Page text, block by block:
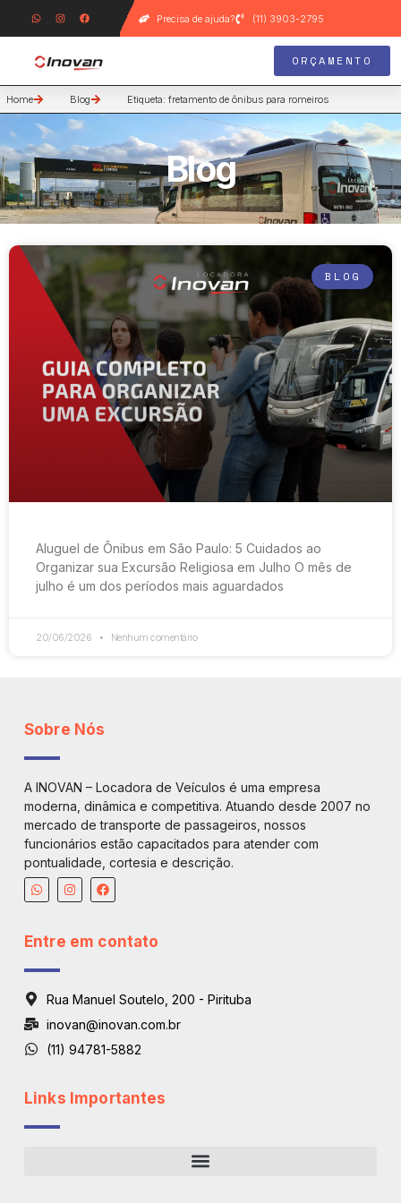
Precisa de ajuda? (11) 3903-2795
ORÇAMENTO
Home Blog Etiqueta: fretamento de ônibus para romeiros
Blog
BLOG
Aluguel de Ônibus em São Paulo: 5 Cuidados ao
Organizar sua Excursão Religiosa em Julho O mês de
julho é um dos períodos mais aguardados
20/06/2026 Nenhum comentário
Sobre Nós
A INOVAN – Locadora de Veículos é uma empresa
moderna, dinâmica e competitiva. Atuando desde 2007 no
mercado de transporte de passageiros, nossos
funcionários estão capacitados para atender com
pontualidade, cortesia e descrição.
Entre em contato
Rua Manuel Soutelo, 200 - Pirituba
inovan@inovan.com.br
(11) 94781-5882
Links Importantes